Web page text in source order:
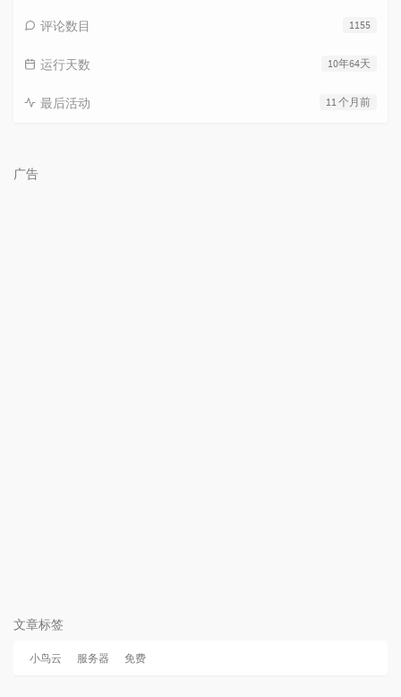
1155
评论数目
10年64天
运行天数
11 个月前
最后活动
广告
文章标签
小鸟云 服务器 免费